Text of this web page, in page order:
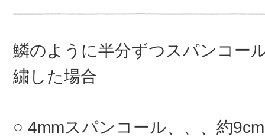
鱗のように半分ずつスパンコー
繍した場合
4mmスパンコール、、、約